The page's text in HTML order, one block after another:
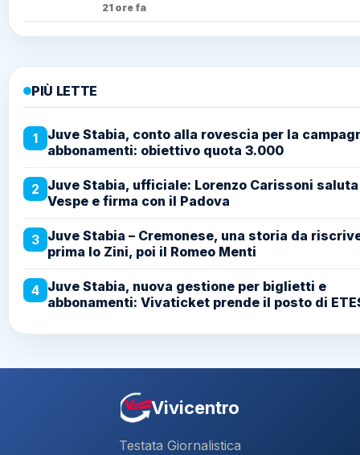
21 ore fa
PIÙ LETTE
1
Juve Stabia, conto alla rovescia per la
abbonamenti: obiettivo quota 3.000
2 Juve Stabia, ufficiale: Lorenzo Carissoni
Vespe e firma con il Padova
3 Juve Stabia – Cremonese, una storia da
prima lo Zini, poi il Romeo Menti
4 Juve Stabia, nuova gestione per biglietti e
abbonamenti: Vivaticket prende il posto di
Vivicentro
Testata Giornalistica